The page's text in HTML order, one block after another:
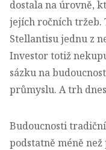
dostala na úrovně,
jejích ročních tržeb.
Stellantisu jednu z
Investor totiž
sázku na
průmyslu. A trh
Budoucnosti
podstatně méně